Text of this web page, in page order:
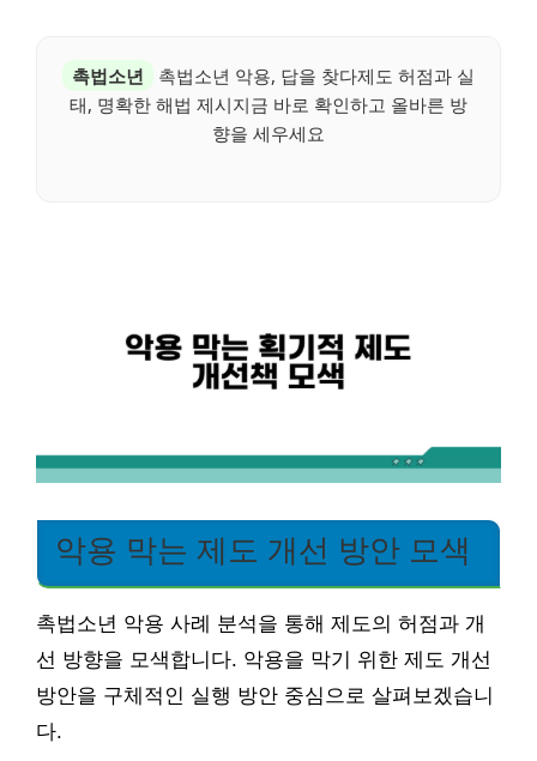
촉법소년
촉법소년 악용, 답을 찾다제도 허점과 실
태, 명확한 해법 제시지금 바로 확인하고 올바른 방
향을 세우세요
악용 막는 제도 개선 방안 모색
촉법소년 악용 사례 분석을 통해 제도의 허점과 개
선 방향을 모색합니다. 악용을 막기 위한 제도 개선
방안을 구체적인 실행 방안 중심으로 살펴보겠습니
다.